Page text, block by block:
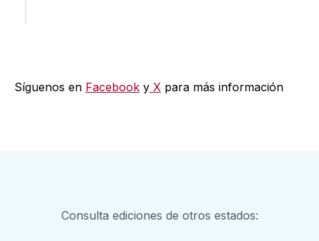
Síguenos en Facebook y X para más información
Consulta ediciones de otros estados: